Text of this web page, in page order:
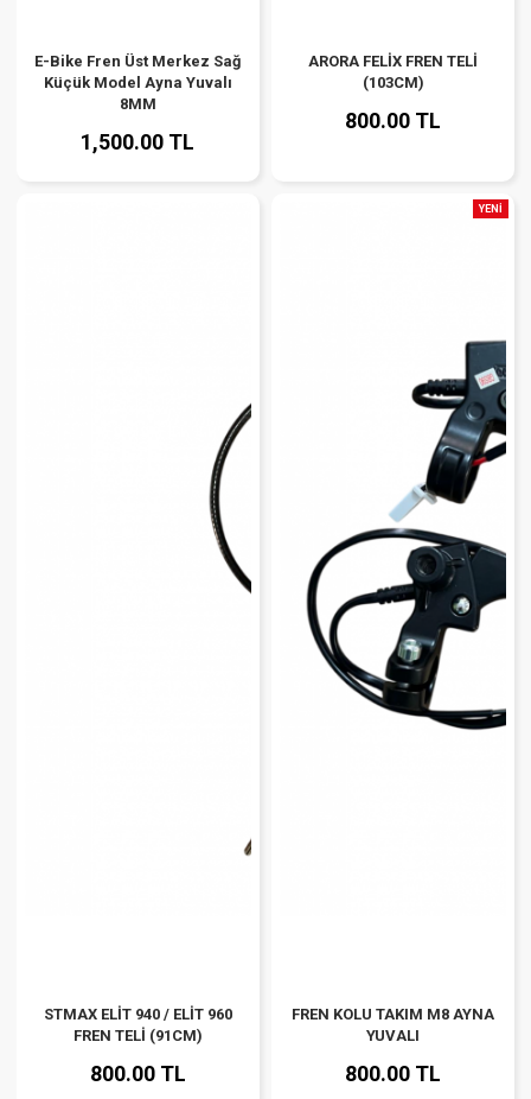
E-Bike Fren Üst Merkez Sağ
Küçük Model Ayna Yuvalı
8MM
1,500.00 TL
ARORA FELİX FREN TELİ
(103CM)
800.00 TL
STMAX ELİT 940 / ELİT 960
FREN TELİ (91CM)
800.00 TL
YENİ
FREN KOLU TAKIM M8 AYNA
YUVALI
800.00 TL